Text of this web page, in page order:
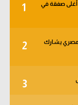
1
أغلى صفقة في
2
الـ 32.. والثلاثي المصري يشارك
3